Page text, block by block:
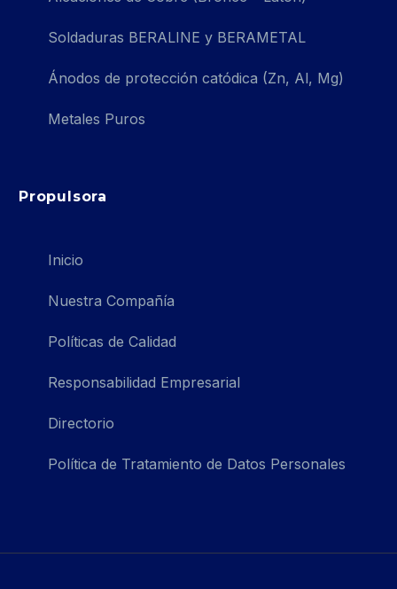
Soldaduras BERALINE y BERAMETAL
Ánodos de protección catódica (Zn, Al, Mg)
Metales Puros
Propulsora
Inicio
Nuestra Compañía
Políticas de Calidad
Responsabilidad Empresarial
Directorio
Política de Tratamiento de Datos Personales